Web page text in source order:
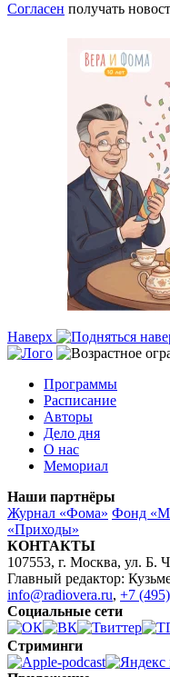
Согласен получать
Наверх
Программы
Расписание
Авторы
Дело дня
О нас
Мемориал
Наши партнёры
Журнал «Фома» Фонд
«Приходы»
КОНТАКТЫ
107553, г. Москва, ул. Б.
Главный редактор:
info@radiovera.ru, +7
Социальные сети
Стриминги